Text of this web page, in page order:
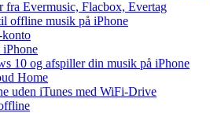
fra Evermusic, Flacbox, Evertag
offline musik på iPhone
konto
iPhone
10 og afspiller din musik på iPhone
Home
uden iTunes med WiFi-Drive